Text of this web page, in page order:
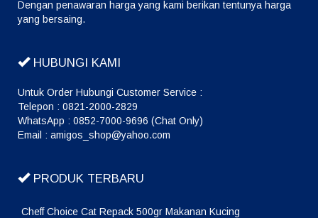
Dengan penawaran harga yang kami berikan tentunya harga
yang bersaing.
HUBUNGI KAMI
Untuk Order Hubungi Customer Service :
Telepon : 0821-2000-2829
WhatsApp : 0852-7000-9696 (Chat Only)
Email : amigos_shop@yahoo.com
PRODUK TERBARU
Cheff Choice Cat Repack 500gr Makanan Kucing